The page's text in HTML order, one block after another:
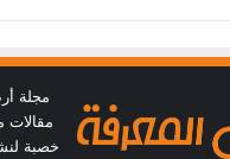
مجلة
مقالات
خصبة